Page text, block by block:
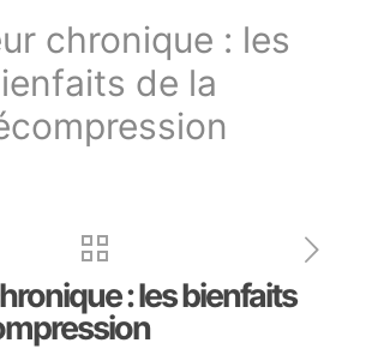
chronique : les
de la
: les bienfaits